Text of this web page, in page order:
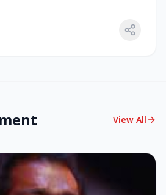
View All